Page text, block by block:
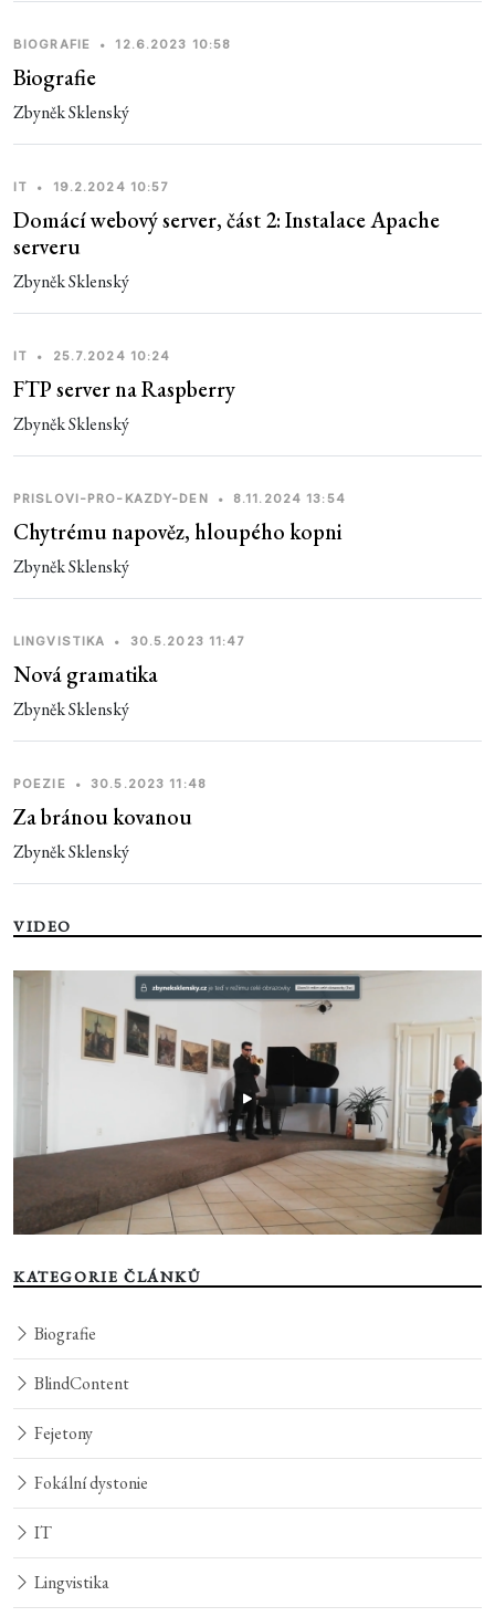
BIOGRAFIE • 12.6.2023 10:58
Biografie
Zbyněk Sklenský
IT • 19.2.2024 10:57
Domácí webový server, část 2: Instalace Apache
serveru
Zbyněk Sklenský
IT • 25.7.2024 10:24
FTP server na Raspberry
Zbyněk Sklenský
PRISLOVI-PRO-KAZDY-DEN • 8.11.2024 13:54
Chytrému napověz, hloupého kopni
Zbyněk Sklenský
LINGVISTIKA • 30.5.2023 11:47
Nová gramatika
Zbyněk Sklenský
POEZIE • 30.5.2023 11:48
Za bránou kovanou
Zbyněk Sklenský
VIDEO
KATEGORIE ČLÁNKŮ
Biografie
BlindContent
Fejetony
Fokální dystonie
IT
Lingvistika